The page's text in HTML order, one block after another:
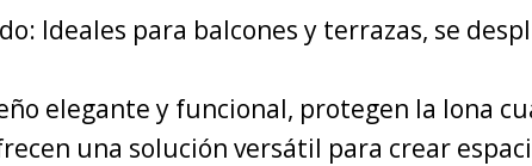
Ideales para balcones y terrazas, se
elegante y funcional, protegen la lona
una solución versátil para crear